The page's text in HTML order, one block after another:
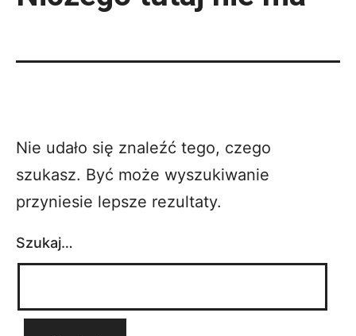
Nie udało się znaleźć tego, czego
szukasz. Być może wyszukiwanie
przyniesie lepsze rezultaty.
Szukaj…